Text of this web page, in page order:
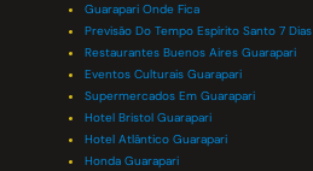
Guarapari Onde Fica
Previsão Do Tempo Espírito Santo 7 Dias
Restaurantes Buenos Aires Guarapari
Eventos Culturais Guarapari
Supermercados Em Guarapari
Hotel Bristol Guarapari
Hotel Atlântico Guarapari
Honda Guarapari